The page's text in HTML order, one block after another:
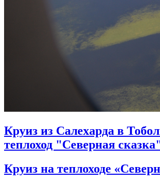
Круиз из Салехарда в
теплоход "Северная
Круиз на теплоходе